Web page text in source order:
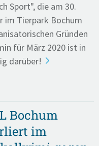
Sport", die am 30.
im Tierpark Bochum
Gründen
für März 2020 ist in
darüber!
Bochum
im